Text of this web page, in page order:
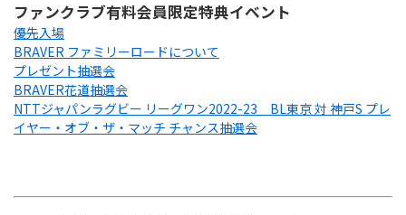
ファンクラブ有料会員限定特典イベント
優先入場
BRAVER ファミリーロードについて
プレゼント抽選会
BRAVER花道抽選会
NTTジャパンラグビー リーグワン2022-23 BL東京 対 神戸S プレ
イヤー・オブ・ザ・マッチ チャンス抽選会